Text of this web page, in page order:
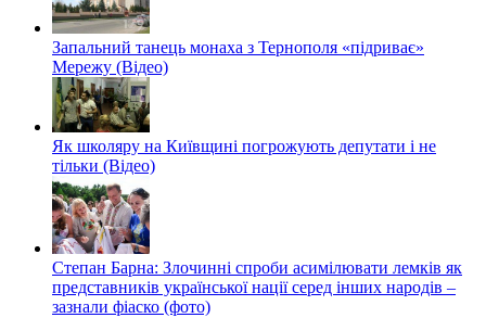
Запальний танець монаха з Тернополя «підриває»
Мережу (Відео)
Як школяру на Київщині погрожують депутати і не
тільки (Відео)
Степан Барна: Злочинні спроби асимілювати лемків як
представників української нації серед інших народів –
зазнали фіаско (фото)